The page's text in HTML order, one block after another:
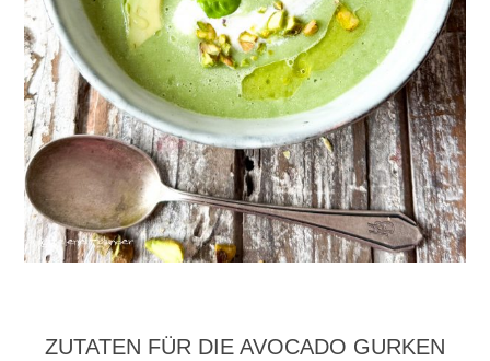
ZUTATEN FÜR DIE AVOCADO GURKEN